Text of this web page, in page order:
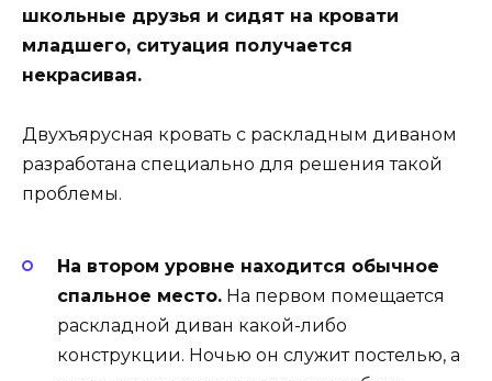
школьные друзья и сидят на кровати
младшего, ситуация получается
некрасивая.
Двухъярусная кровать с раскладным диваном
разработана специально для решения такой
проблемы.
На втором уровне находится обычное
спальное место. На первом помещается
раскладной диван какой-либо
конструкции. Ночью он служит постелью, а